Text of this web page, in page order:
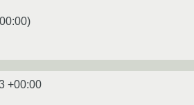
)
+00:00